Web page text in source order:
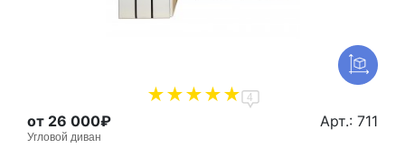
4
от 26 000₽ Арт.: 711
Угловой диван